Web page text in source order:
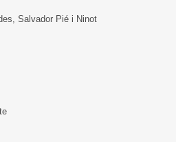
Salvador Pié i Ninot